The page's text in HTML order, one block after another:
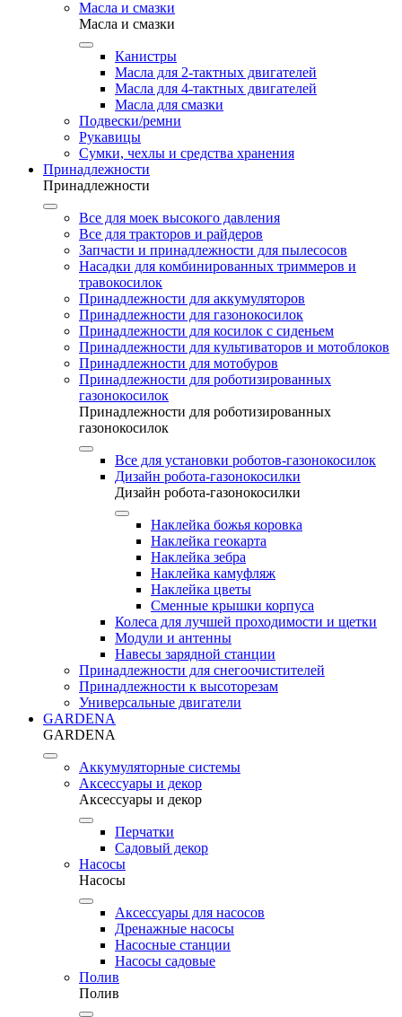
Масла и смазки
Масла и смазки
Канистры
Масла для 2-тактных двигателей
Масла для 4-тактных двигателей
Масла для смазки
Подвески/ремни
Рукавицы
Сумки, чехлы и средства хранения
Принадлежности
Принадлежности
Все для моек высокого давления
Все для тракторов и райдеров
Запчасти и принадлежности для пылесосов
Насадки для комбинированных триммеров и
травокосилок
Принадлежности для аккумуляторов
Принадлежности для газонокосилок
Принадлежности для косилок с сиденьем
Принадлежности для культиваторов и мотоблоков
Принадлежности для мотобуров
Принадлежности для роботизированных
газонокосилок
Принадлежности для роботизированных
газонокосилок
Все для установки роботов-газонокосилок
Дизайн робота-газонокосилки
Дизайн робота-газонокосилки
Наклейка божья коровка
Наклейка геокарта
Наклейка зебра
Наклейка камуфляж
Наклейка цветы
Сменные крышки корпуса
Колеса для лучшей проходимости и щетки
Модули и антенны
Навесы зарядной станции
Принадлежности для снегоочистителей
Принадлежности к высоторезам
Универсальные двигатели
GARDENA
GARDENA
Аккумуляторные системы
Аксессуары и декор
Аксессуары и декор
Перчатки
Садовый декор
Насосы
Насосы
Аксессуары для насосов
Дренажные насосы
Насосные станции
Насосы садовые
Полив
Полив